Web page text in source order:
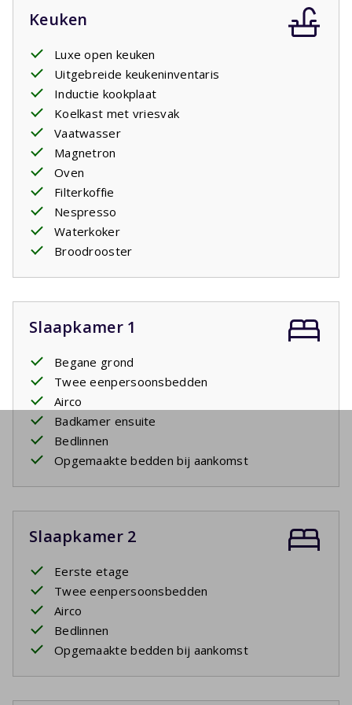
Keuken
Luxe open keuken
Uitgebreide keukeninventaris
Inductie kookplaat
Koelkast met vriesvak
Vaatwasser
Magnetron
Oven
Filterkoffie
Nespresso
Waterkoker
Broodrooster
Slaapkamer 1
Begane grond
Twee eenpersoonsbedden
Airco
Badkamer ensuite
Bedlinnen
Opgemaakte bedden bij aankomst
Slaapkamer 2
Eerste etage
Twee eenpersoonsbedden
Airco
Bedlinnen
Opgemaakte bedden bij aankomst